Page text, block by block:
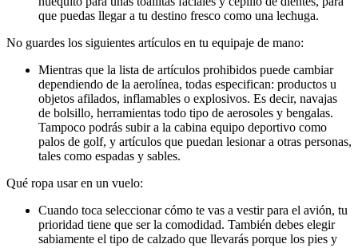
que puedas llegar a tu destino fresco como una lechuga.
No guardes los siguientes artículos en tu equipaje de mano:
Mientras que la lista de artículos prohibidos puede cambiar
dependiendo de la aerolínea, todas especifican: productos u
objetos afilados, inflamables o explosivos. Es decir, navajas
de bolsillo, herramientas todo tipo de aerosoles y bengalas.
Tampoco podrás subir a la cabina equipo deportivo como
palos de golf, y artículos que puedan lesionar a otras personas,
tales como espadas y sables.
Qué ropa usar en un vuelo:
Cuando toca seleccionar cómo te vas a vestir para el avión, tu
prioridad tiene que ser la comodidad. También debes elegir
sabiamente el tipo de calzado que llevarás porque los pies y